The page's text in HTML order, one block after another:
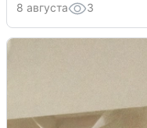
8 августа 3